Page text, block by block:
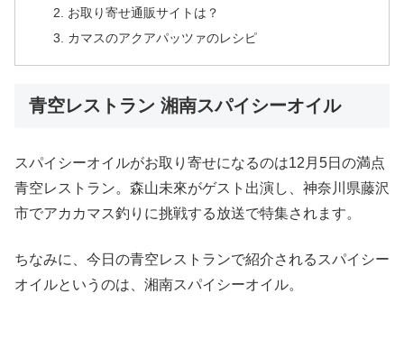
お取り寄せ通販サイトは？
カマスのアクアパッツァのレシピ
青空レストラン 湘南スパイシーオイル
スパイシーオイルがお取り寄せになるのは12月5日の満点
青空レストラン。森山未來がゲスト出演し、神奈川県藤沢
市でアカカマス釣りに挑戦する放送で特集されます。
ちなみに、今日の青空レストランで紹介されるスパイシー
オイルというのは、湘南スパイシーオイル。